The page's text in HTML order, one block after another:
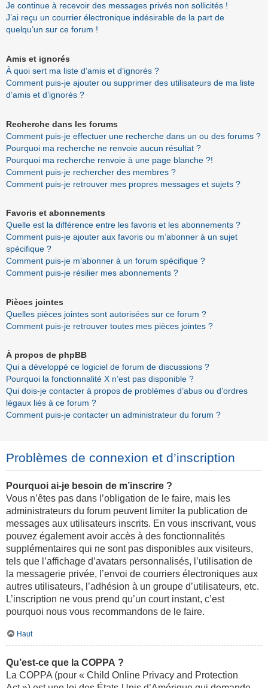
Je continue à recevoir des messages privés non sollicités !
J’ai reçu un courrier électronique indésirable de la part de
quelqu’un sur ce forum !
Amis et ignorés
À quoi sert ma liste d’amis et d’ignorés ?
Comment puis-je ajouter ou supprimer des utilisateurs de ma liste
d’amis et d’ignorés ?
Recherche dans les forums
Comment puis-je effectuer une recherche dans un ou des forums ?
Pourquoi ma recherche ne renvoie aucun résultat ?
Pourquoi ma recherche renvoie à une page blanche ?!
Comment puis-je rechercher des membres ?
Comment puis-je retrouver mes propres messages et sujets ?
Favoris et abonnements
Quelle est la différence entre les favoris et les abonnements ?
Comment puis-je ajouter aux favoris ou m’abonner à un sujet
spécifique ?
Comment puis-je m’abonner à un forum spécifique ?
Comment puis-je résilier mes abonnements ?
Pièces jointes
Quelles pièces jointes sont autorisées sur ce forum ?
Comment puis-je retrouver toutes mes pièces jointes ?
À propos de phpBB
Qui a développé ce logiciel de forum de discussions ?
Pourquoi la fonctionnalité X n’est pas disponible ?
Qui dois-je contacter à propos de problèmes d’abus ou d’ordres
légaux liés à ce forum ?
Comment puis-je contacter un administrateur du forum ?
Problèmes de connexion et d’inscription
Pourquoi ai-je besoin de m’inscrire ?
Vous n’êtes pas dans l’obligation de le faire, mais les
administrateurs du forum peuvent limiter la publication de
messages aux utilisateurs inscrits. En vous inscrivant, vous
pouvez également avoir accès à des fonctionnalités
supplémentaires qui ne sont pas disponibles aux visiteurs,
tels que l’affichage d’avatars personnalisés, l’utilisation de
la messagerie privée, l’envoi de courriers électroniques aux
autres utilisateurs, l’adhésion à un groupe d’utilisateurs, etc.
L’inscription ne vous prend qu’un court instant, c’est
pourquoi nous vous recommandons de le faire.
Haut
Qu’est-ce que la COPPA ?
La COPPA (pour « Child Online Privacy and Protection